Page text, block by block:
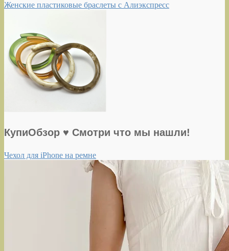
Женские пластиковые браслеты с Алиэкспресс
КупиОбзор ♥ Смотри что мы нашли!
Чехол для iPhone на ремне